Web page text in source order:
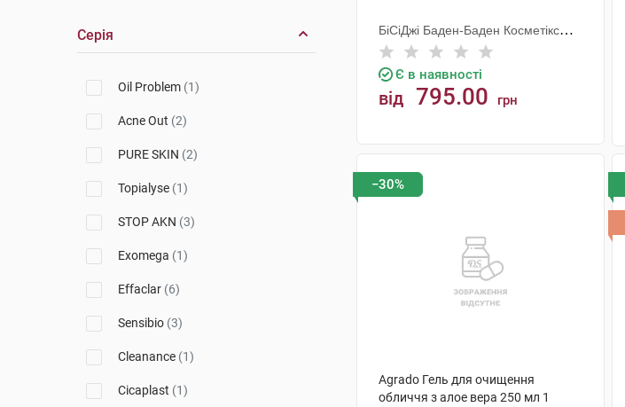
Серія
Oil Problem (1)
Acne Out (2)
PURE SKIN (2)
Topialyse (1)
STOP AKN (3)
Exomega (1)
Effaclar (6)
Sensibio (3)
Cleanance (1)
Cicaplast (1)
БіСіДжі Баден-Баден Косметікс
Груп Гмбх
Є в наявності
від 795.00 грн
−30%
Agrado Гель для очищення
обличчя з алое вера 250 мл 1